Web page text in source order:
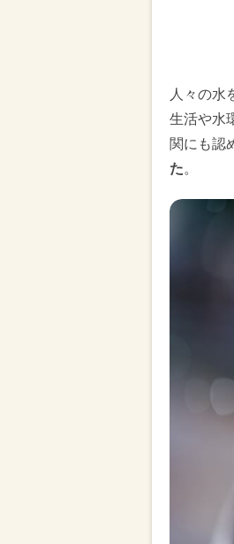
人々の水
生活や水
関にも認
た。